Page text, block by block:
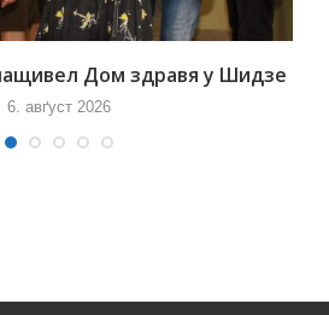
Дом здравя у Шидзе
6. авґуст 2026